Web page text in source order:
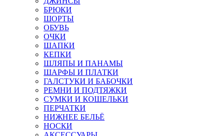
БРЮКИ
ШОРТЫ
ОБУВЬ
ОЧКИ
ШАПКИ
КЕПКИ
ШЛЯПЫ И ПАНАМЫ
ШАРФЫ И ПЛАТКИ
ГАЛСТУКИ И БАБОЧКИ
РЕМНИ И ПОДТЯЖКИ
СУМКИ И КОШЕЛЬКИ
ПЕРЧАТКИ
НИЖНЕЕ БЕЛЬЁ
НОСКИ